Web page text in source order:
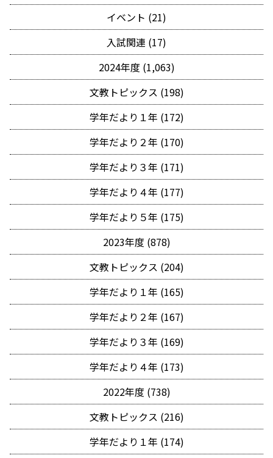
イベント (21)
入試関連 (17)
2024年度 (1,063)
文教トピックス (198)
学年だより１年 (172)
学年だより２年 (170)
学年だより３年 (171)
学年だより４年 (177)
学年だより５年 (175)
2023年度 (878)
文教トピックス (204)
学年だより１年 (165)
学年だより２年 (167)
学年だより３年 (169)
学年だより４年 (173)
2022年度 (738)
文教トピックス (216)
学年だより１年 (174)